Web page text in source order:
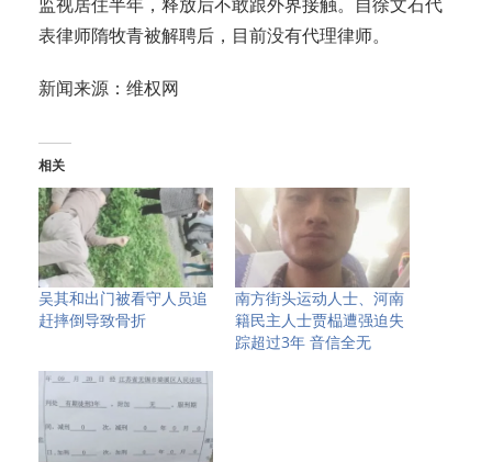
监视居住半年，释放后不敢跟外界接触。自徐文石代
表律师隋牧青被解聘后，目前没有代理律师。
新闻来源：维权网
相关
吴其和出门被看守人员追
赶摔倒导致骨折
南方街头运动人士、河南
籍民主人士贾榀遭强迫失
踪超过3年 音信全无